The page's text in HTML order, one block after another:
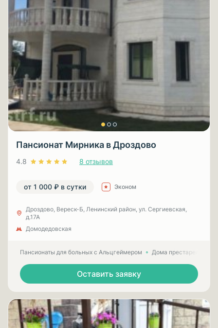
Пансионат Мирника в Дроздово
4.8 8 отзывов
от 1 000 ₽ в сутки Эконом
Дроздово, Вереск-Б, Ленинский район, ул. Сергиевская,
д.17А
Домодедовская
Пансионаты для больных с Альцгеймером Дома престарелых
Оставить заявку